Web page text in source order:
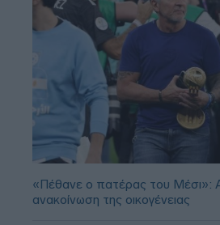
«Πέθανε ο πατέρας του Μέσι»:
ανακοίνωση της οικογένειας